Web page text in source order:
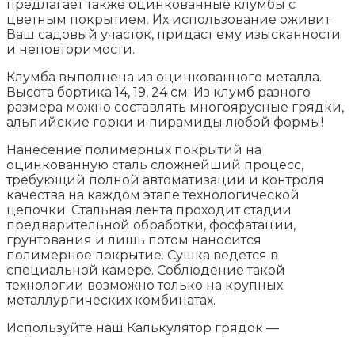
предлагает также оцинкованные клумбы с
цветным покрытием. Их использование оживит
Ваш садовый участок, придаст ему изысканности
и неповторимости.
Клумба выполнена из оцинкованного металла.
Высота бортика 14, 19, 24 см. Из клумб разного
размера можно составлять многоярусные грядки,
альпийские горки и пирамиды любой формы!
Нанесение полимерных покрытий на
оцинкованную сталь сложнейший процесс,
требующий полной автоматизации и контроля
качества на каждом этапе технологической
цепочки. Стальная лента проходит стадии
предварительной обработки, фосфатации,
грунтования и лишь потом наносится
полимерное покрытие. Сушка ведется в
специальной камере. Соблюдение такой
технологии возможно только на крупных
металлургических комбинатах.
Используйте наш Калькулятор грядок —